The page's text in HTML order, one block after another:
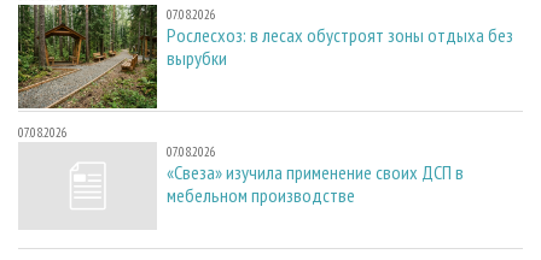
07.08.2026
Рослесхоз: в лесах обустроят зоны отдыха без
вырубки
07.08.2026
07.08.2026
«Свеза» изучила применение своих ДСП в
мебельном производстве